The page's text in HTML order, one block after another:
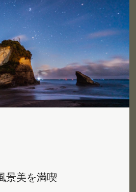
景美を満喫